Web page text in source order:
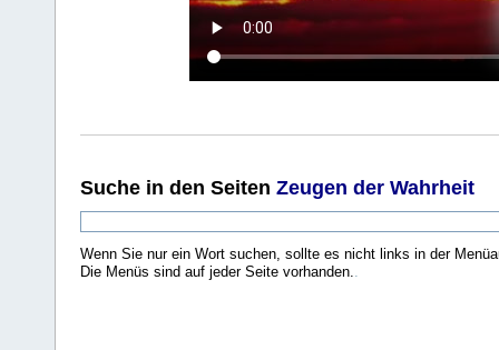
Suche in den Seiten Zeugen der Wahrheit
Wenn Sie nur ein Wort suchen, sollte es nicht links in der
Die Menüs sind auf jeder Seite vorhanden..